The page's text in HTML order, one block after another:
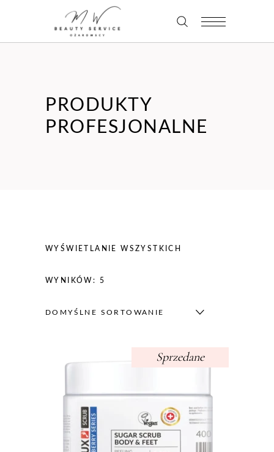
PRODUKTY
PROFESJONALNE
WYŚWIETLANIE WSZYSTKICH
WYNIKÓW: 5
DOMYŚLNE SORTOWANIE
Sprzedane